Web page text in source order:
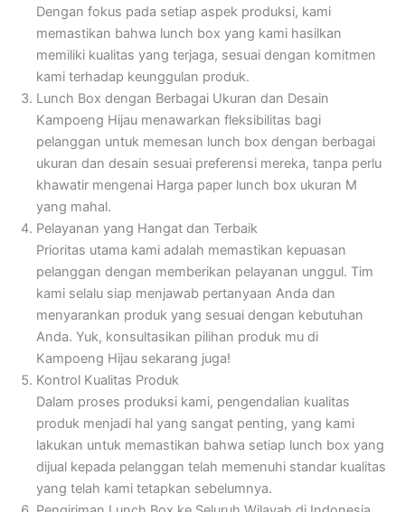
Dengan fokus pada setiap aspek produksi, kami
memastikan bahwa lunch box yang kami hasilkan
memiliki kualitas yang terjaga, sesuai dengan komitmen
kami terhadap keunggulan produk.
Lunch Box dengan Berbagai Ukuran dan Desain
Kampoeng Hijau menawarkan fleksibilitas bagi
pelanggan untuk memesan lunch box dengan berbagai
ukuran dan desain sesuai preferensi mereka, tanpa perlu
khawatir mengenai Harga paper lunch box ukuran M
yang mahal.
Pelayanan yang Hangat dan Terbaik
Prioritas utama kami adalah memastikan kepuasan
pelanggan dengan memberikan pelayanan unggul. Tim
kami selalu siap menjawab pertanyaan Anda dan
menyarankan produk yang sesuai dengan kebutuhan
Anda. Yuk, konsultasikan pilihan produk mu di
Kampoeng Hijau sekarang juga!
Kontrol Kualitas Produk
Dalam proses produksi kami, pengendalian kualitas
produk menjadi hal yang sangat penting, yang kami
lakukan untuk memastikan bahwa setiap lunch box yang
dijual kepada pelanggan telah memenuhi standar kualitas
yang telah kami tetapkan sebelumnya.